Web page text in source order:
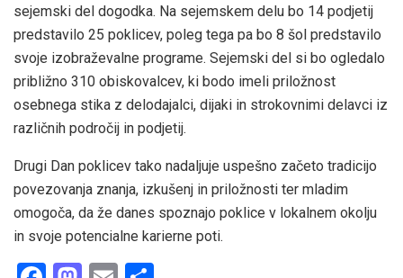
sejemski del dogodka. Na sejemskem delu bo 14 podjetij
predstavilo 25 poklicev, poleg tega pa bo 8 šol predstavilo
svoje izobraževalne programe. Sejemski del si bo ogledalo
približno 310 obiskovalcev, ki bodo imeli priložnost
osebnega stika z delodajalci, dijaki in strokovnimi delavci iz
različnih področij in podjetij.
Drugi Dan poklicev tako nadaljuje uspešno začeto tradicijo
povezovanja znanja, izkušenj in priložnosti ter mladim
omogoča, da že danes spoznajo poklice v lokalnem okolju
in svoje potencialne karierne poti.